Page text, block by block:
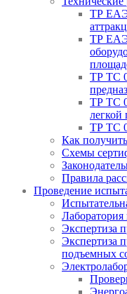
ТР
ТР
ТР ТС
ТР ТС
ТР ТС
Как
Схемы
Правила
Проведение
Экспертиза
Экспертиза
подъемных